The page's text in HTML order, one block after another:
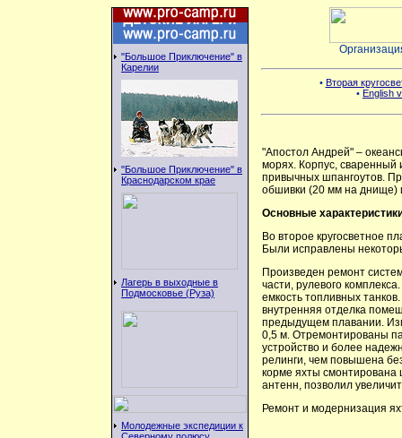
"Большое Приключение" в
Карелии
"Большое Приключение" в
Краснодарском крае
Лагерь в выходные в
Подмосковье (Руза)
Молодежные экспедиции к
• Вторая
• English
"Апостол Андрей" –
морях. Корпус, сваренный
привычных шпангоутов.
обшивки (20 мм на днище)
Основные
Во второе кругосветное
Были исправлены
Произведен ремонт
части, рулевого
емкость топливных
внутренняя отделка
предыдущем плавании.
0,5 м. Отремонтированы
устройство и более
релинги, чем повышена
корме яхты
антенн, позволил
Ремонт и модернизация